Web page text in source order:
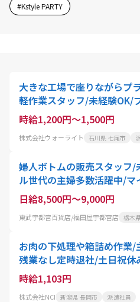
#Kstyle PARTY
大きな工場で座りながらプ
軽作業スタッフ/未経験OK/
躍/七尾市
時給1,200円～1,500円
株式会社ウォーライト 石川県 七尾市
婦人ボトムの販売スタッフ
ル世代の主婦多数活躍中/
り/芳賀町より車で30分
日給8,500円～9,000円
東武宇都宮百貨店/福田屋宇都宮店 栃木
お肉の下処理や箱詰め作業
残業なし定時退社/土日祝休
時給1,103円
株式会社NCI 新潟県 長岡市 派遣社員